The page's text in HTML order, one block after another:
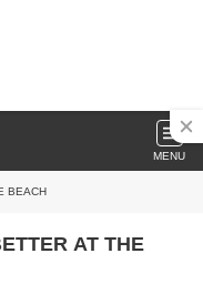
MENU
BEACH
AT THE